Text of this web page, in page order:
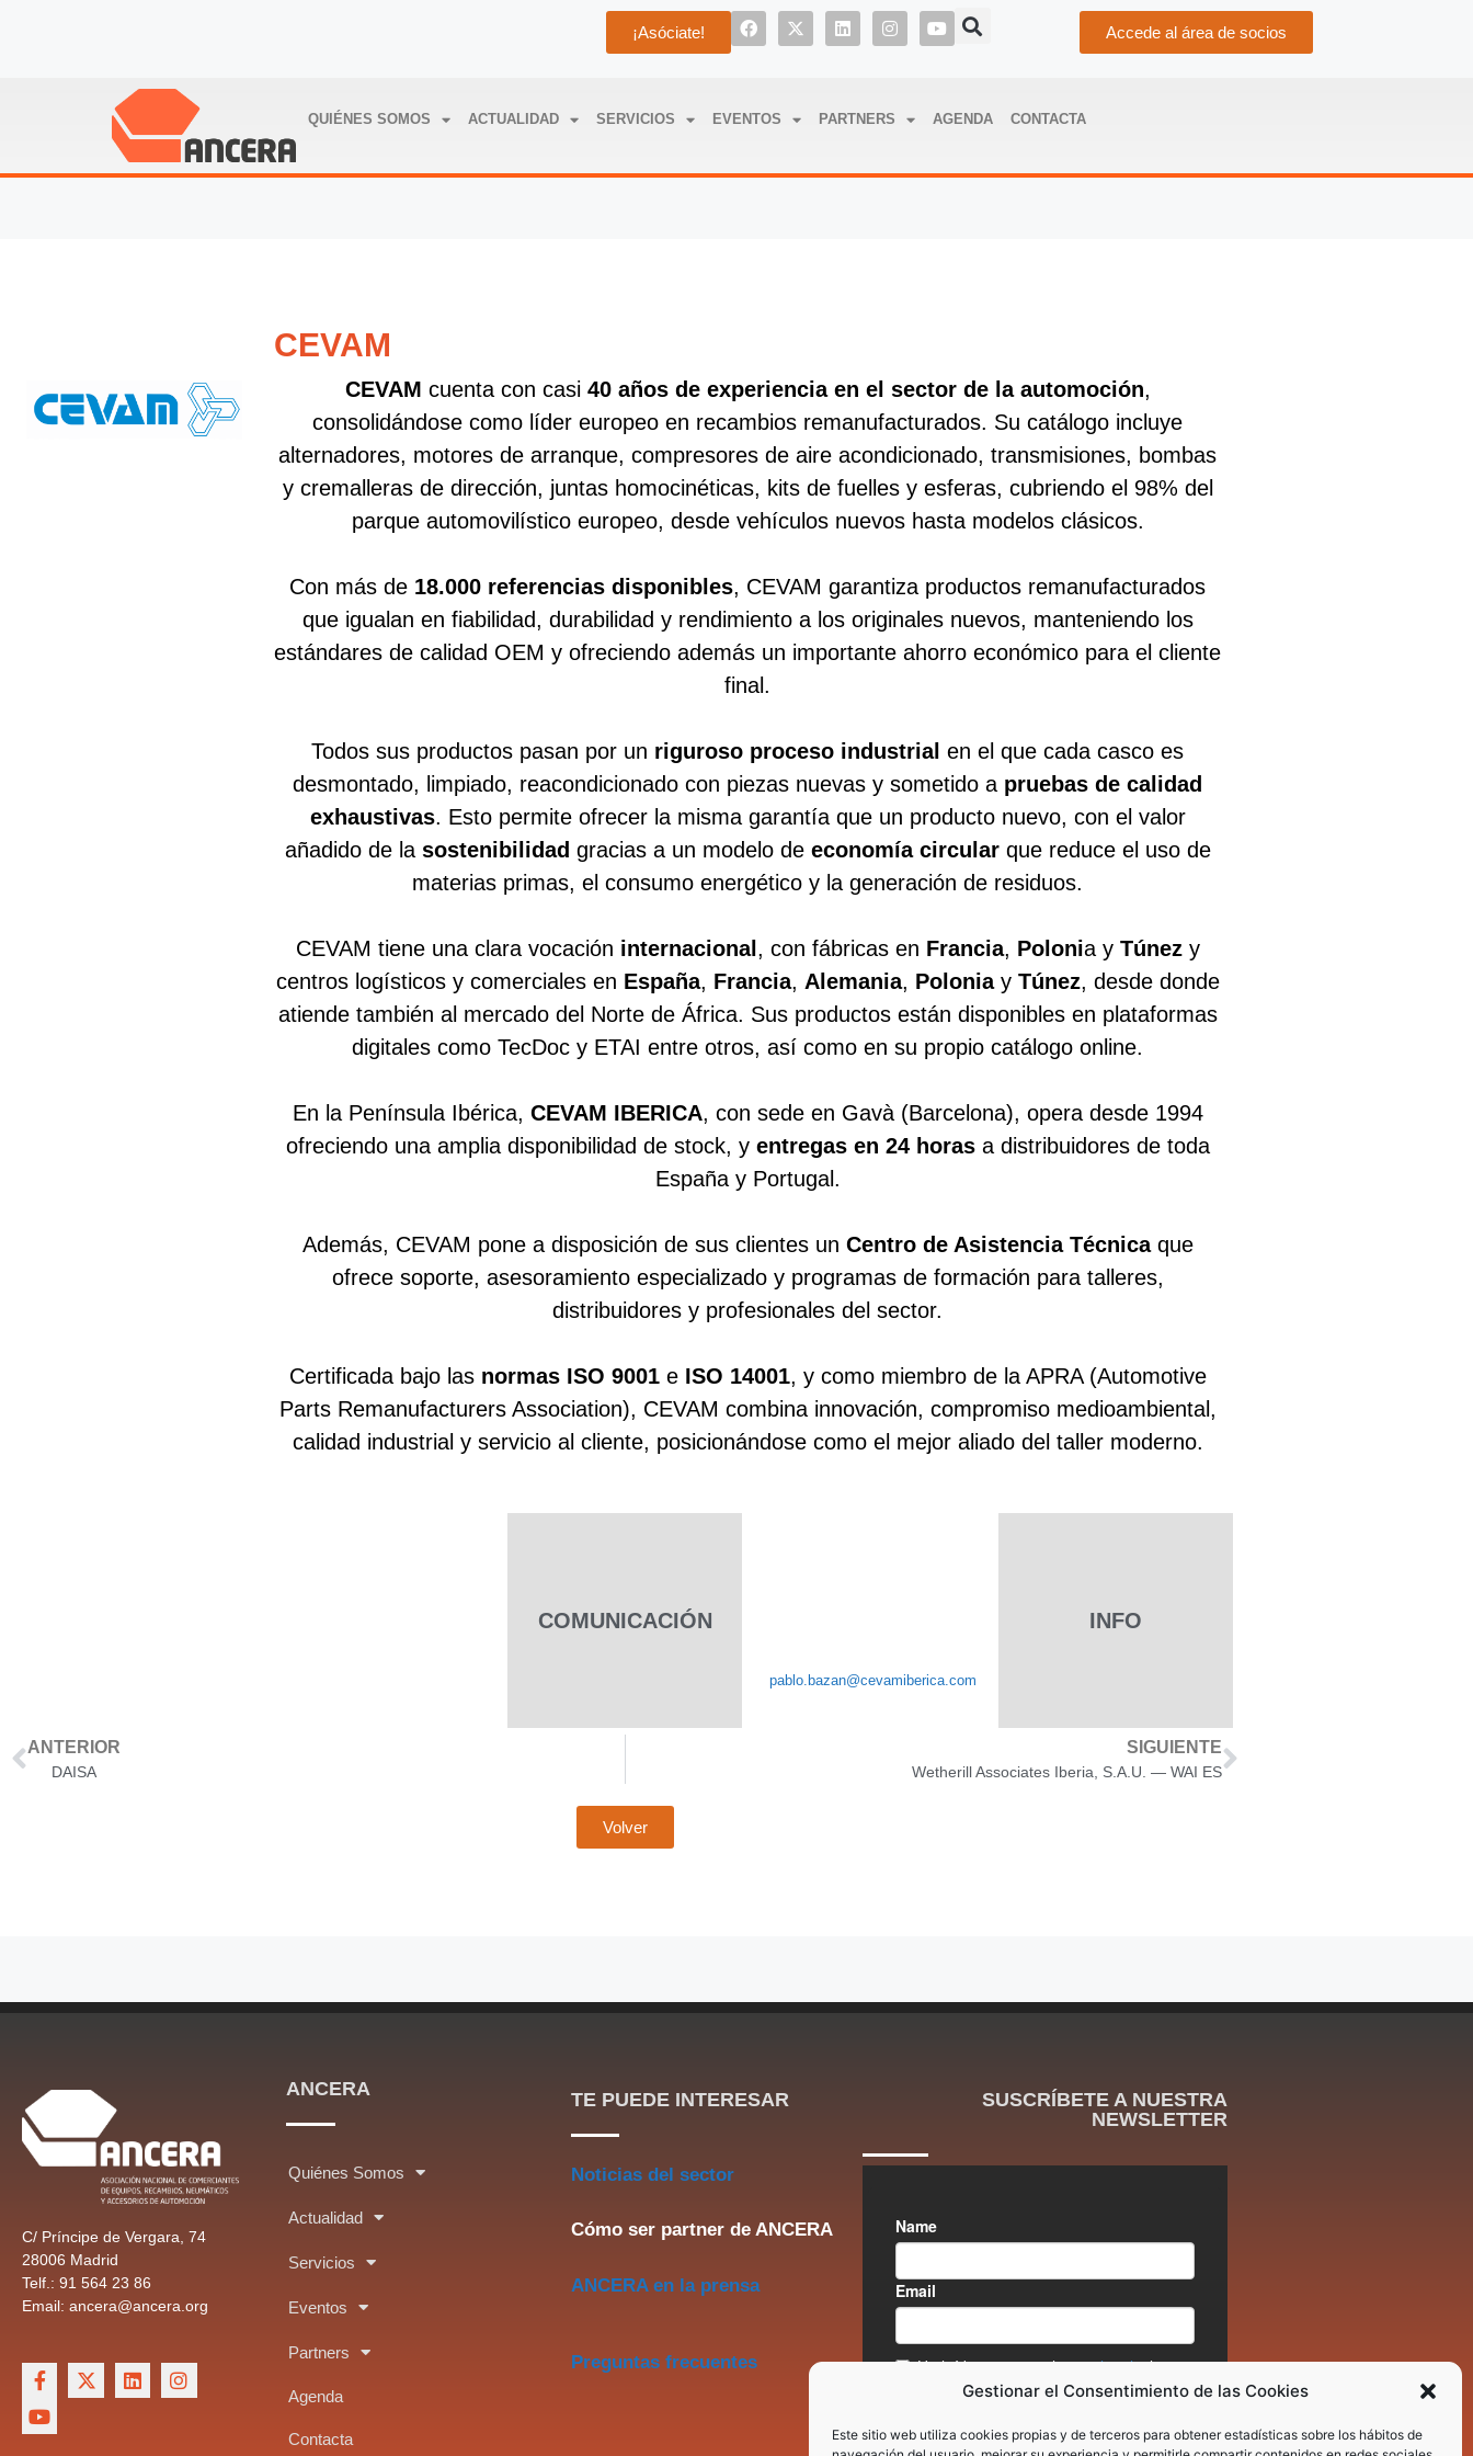
Gestionar el Consentimiento de las Cookies
Este sitio web utiliza cookies propias y de terceros para obtener estadísticas sobre los hábitos de
¡Asóciate! Accede al área de socios
QUIÉNES SOMOS ACTUALIDAD SERVICIOS EVENTOS PARTNERS AGENDA CONTACTA
CEVAM
CEVAM cuenta con casi40 años de experiencia en el sector de la automoción,
consolidándose como líder europeo en recambios remanufacturados. Su catálogo incluye
alternadores, motores de arranque, compresores de aire acondicionado, transmisiones, bombas
y cremalleras de dirección, juntas homocinéticas, kits de fuelles y esferas, cubriendo el 98% del
parque automovilístico europeo, desde vehículos nuevos hasta modelos clásicos.
Con más de 18.000 referencias disponibles, CEVAM garantiza productos remanufacturados
que igualan en fiabilidad, durabilidad y rendimiento a los originales nuevos, manteniendo los
estándares de calidad OEM y ofreciendo además un importante ahorro económico para el cliente
final.
Todos sus productos pasan por un riguroso proceso industrial en el que cada casco es
desmontado, limpiado, reacondicionado con piezas nuevas y sometido a pruebas de calidad
exhaustivas. Esto permite ofrecer la misma garantía que un producto nuevo, con el valor
añadido de la sostenibilidad gracias a un modelo de economía circularque reduce el uso de
materias primas, el consumo energético y la generación de residuos.
CEVAM tiene una clara vocación internacional , con fábricas en Francia, Polonia y Túnezy
centros logísticos y comerciales en España, Francia, Alemania, Poloniay Túnez, desde donde
atiende también al mercado del Norte de África. Sus productos están disponibles en plataformas
digitales como TecDoc y ETAI entre otros, así como en su propio catálogo online.
En la Península Ibérica, CEVAM IBERICA, con sede en Gavà (Barcelona), opera desde 1994
ofreciendo una amplia disponibilidad de stock, y entregas en 24 horasa distribuidores de toda
España y Portugal.
Además, CEVAM pone a disposición de sus clientes un Centro de Asistencia Técnicaque
ofrece soporte, asesoramiento especializado y programas de formación para talleres,
distribuidores y profesionales del sector.
Certificada bajo las normas ISO 9001 e ISO 14001, y como miembro de la APRA (Automotive
Parts Remanufacturers Association), CEVAM combina innovación, compromiso medioambiental,
calidad industrial y servicio al cliente, posicionándose como el mejor aliado del taller moderno.
COMUNICACIÓN
pablo.bazan@cevamiberica.com
INFO
ANTERIOR
DAISA
SIGUIENTE
Wetherill Associates Iberia, S.A.U. — WAI ES
Volver
C/ Príncipe de Vergara, 74
28006 Madrid
Telf.: 91 564 23 86
Email: ancera@ancera.org
ANCERA
Quiénes Somos
Actualidad
Servicios
Eventos
Partners
Agenda
Contacta
TE PUEDE INTERESAR
Noticias del sector
Cómo ser partner de ANCERA
ANCERA en la prensa
Preguntas frecuentes
SUSCRÍBETE A NUESTRA
NEWSLETTER